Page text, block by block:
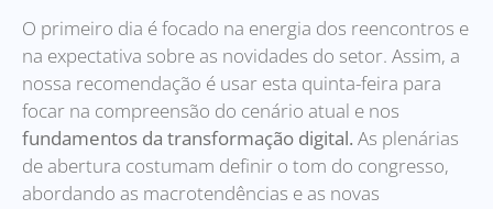
O primeiro dia é focado na energia dos reencontros e
na expectativa sobre as novidades do setor. Assim, a
nossa recomendação é usar esta quinta-feira para
focar na compreensão do cenário atual e nos
fundamentos da transformação digital. As plenárias
de abertura costumam definir o tom do congresso,
abordando as macrotendências e as novas